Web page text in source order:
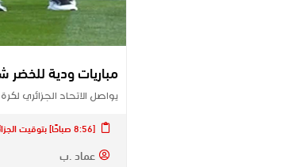
مباريات ودية
يواصل الاتحاد الجزائري
[8:56 صباحًا] بتوقيت الجزائر - الإثنين 02 فبراير 2026
عماد .ب